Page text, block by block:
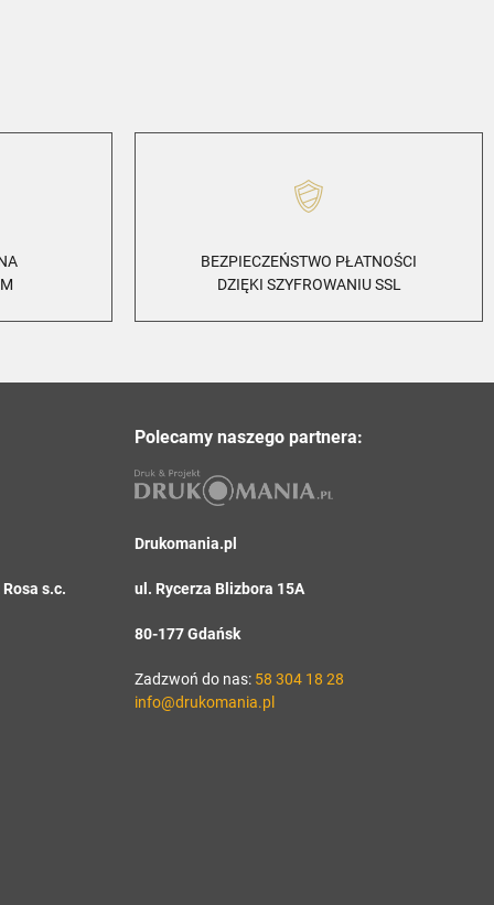
BEZPIECZEŃSTWO PŁATNOŚCI
DZIĘKI SZYFROWANIU SSL
s.c.
Polecamy naszego partnera:
Drukomania.pl
ul. Rycerza Blizbora 15A
80-177 Gdańsk
Zadzwoń do nas: 58 304 18 28
info@drukomania.pl